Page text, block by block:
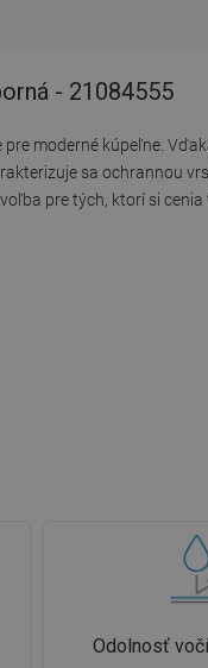
- 21084555
moderné kúpeľne.
sa ochrannou
pre tých, ktorí si cenia
Odolnosť